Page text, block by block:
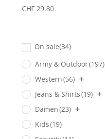
CHF29.80
On sale(34)
Army & Outdoor(197)
Western(56)
Jeans & Shirts(19)
Damen(23)
Kids(19)